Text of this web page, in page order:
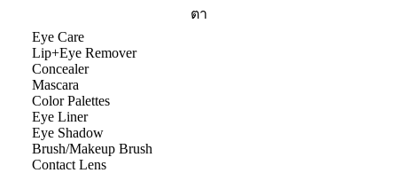
ตา
Eye Care
Lip+Eye Remover
Concealer
Mascara
Color Palettes
Eye Liner
Eye Shadow
Brush/Makeup Brush
Contact Lens